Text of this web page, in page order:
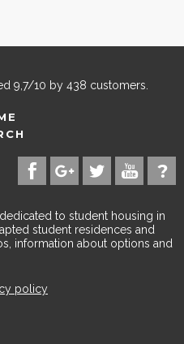
9,7/10 by 438 customers.
to student housing in
student residences and
information about options and
policy